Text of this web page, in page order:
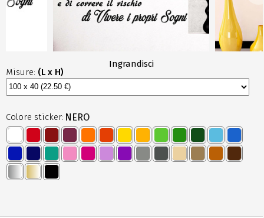
Ingrandisci
Misure: (L x H)
Colore sticker: NERO